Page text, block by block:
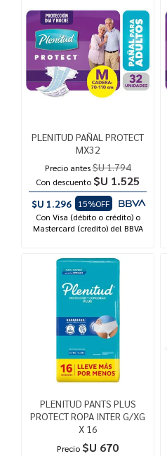
PLENITUD PAÑAL PROTECT
MX32
Precio antes$U 1.794
Con descuento $U 1.525
$U 1.296
15%OFF
Con Visa (débito o crédito) o
Mastercard (credito) del BBVA
PLENITUD PANTS PLUS
PROTECT ROPA INTER G/XG
X 16
Precio $U 670